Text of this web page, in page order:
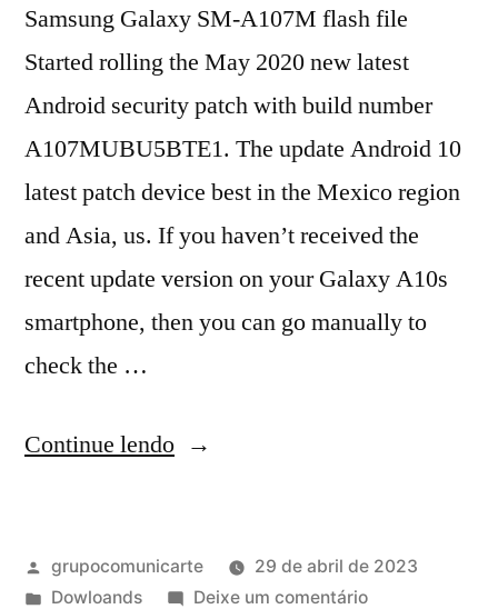
Samsung Galaxy SM-A107M flash file
Started rolling the May 2020 new latest
Android security patch with build number
A107MUBU5BTE1. The update Android 10
latest patch device best in the Mexico region
and Asia, us. If you haven’t received the
recent update version on your Galaxy A10s
smartphone, then you can go manually to
check the …
Continue lendo
grupocomunicarte
29 de abril de 2023
Dowloands
Deixe um comentário